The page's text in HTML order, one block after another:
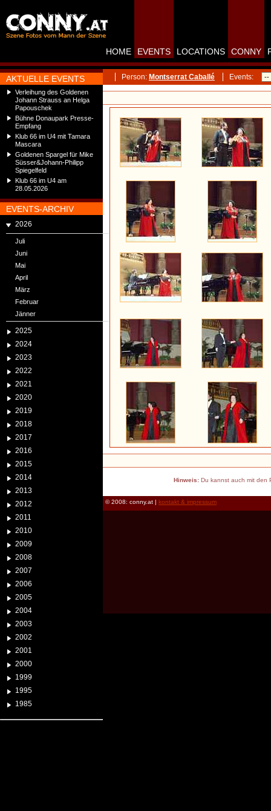
AKTUELLE EVENTS
Verleihung des Goldenen
Johann Strauss an Helga
Papouschek
Bühne Donaupark Presse-
Empfang
Klub 66 im U4 mit Tamara
Mascara
Goldenen Spargel für Mike
Süsser&Johann-Philipp
Spiegelfeld
Klub 66 im U4 am
28.05.2026
EVENTS-ARCHIV
2026
Juli
Juni
Mai
April
März
Februar
Jänner
2025
2024
2023
2022
2021
2020
2019
2018
2017
2016
2015
2014
2013
2012
2011
2010
2009
2008
2007
2006
2005
2004
2003
2002
2001
2000
1999
1995
1985
HOME EVENTS LOCATIONS CONNY
Person: Montserrat Caballé Events:
Hinweis:Du kannst auch mit den
© 2008: conny.at | kontakt & impressum